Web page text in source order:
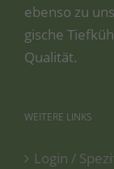
eben­so zu
gi­sche
Qualität.
WEITERE LINKS
Login /